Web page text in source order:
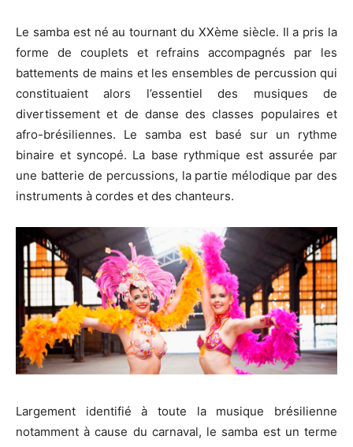
Le samba est né au tournant du XXème siècle. Il a pris la
forme de couplets et refrains accompagnés par les
battements de mains et les ensembles de percussion qui
constituaient alors l’essentiel des musiques de
divertissement et de danse des classes populaires et
afro-brésiliennes. Le samba est basé sur un rythme
binaire et syncopé. La base rythmique est assurée par
une batterie de percussions, la partie mélodique par des
instruments à cordes et des chanteurs.
Largement identifié à toute la musique brésilienne
notamment à cause du carnaval, le samba est un terme